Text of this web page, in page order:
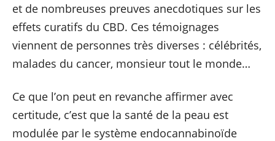
et de nombreuses preuves anecdotiques sur les
effets curatifs du CBD. Ces témoignages
viennent de personnes très diverses : célébrités,
malades du cancer, monsieur tout le monde…
Ce que l’on peut en revanche affirmer avec
certitude, c’est que la santé de la peau est
modulée par le système endocannabinoïde